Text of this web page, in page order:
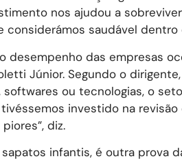
nos ajudou a
saudável dentro
desempenho das empresas
Júnior. Segundo o
ou tecnologias, o
investido na
diz.
infantis, é outra prova